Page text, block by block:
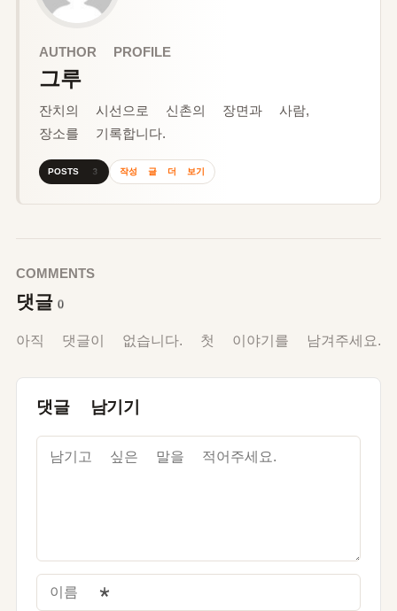
AUTHOR PROFILE
그루
잔치의 시선으로 신촌의 장면과 사람,
장소를 기록합니다.
POSTS 3 작성 글 더 보기
COMMENTS
댓글 0
아직 댓글이 없습니다. 첫 이야기를 남겨주세요.
댓글 남기기
이름